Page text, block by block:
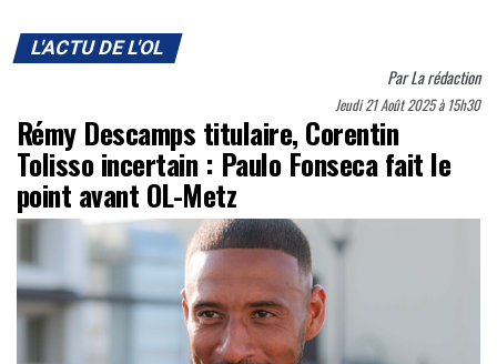
L'ACTU DE L'OL
ParLa rédaction
Jeudi 21 Août 2025 à 15h30
Rémy Descamps titulaire, Corentin
Tolisso incertain : Paulo Fonseca fait le
point avant OL-Metz